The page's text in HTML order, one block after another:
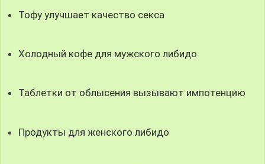
Тофу улучшает качество секса
Холодный кофе для мужского либидо
Таблетки от облысения вызывают импотенцию
Продукты для женского либидо